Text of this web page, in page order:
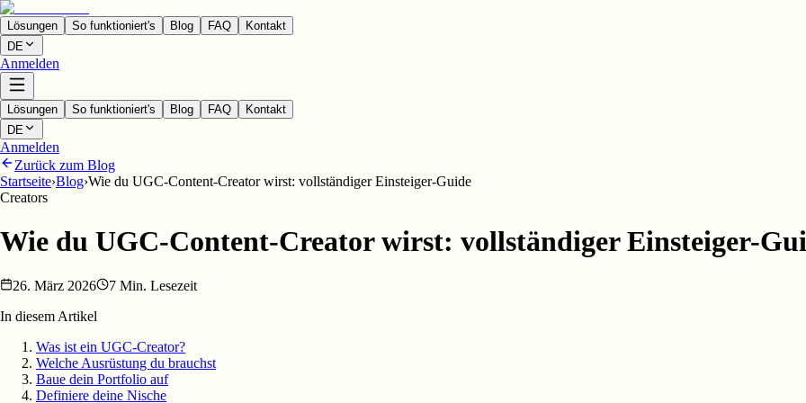
Lösungen So funktioniert's Blog FAQ
Kontakt
DE
Anmelden
Lösungen So funktioniert's Blog FAQ
Kontakt
DE
Anmelden
Zurück zum Blog
Startseite›Blog›Wie du UGC-Content-Creator wirst: vollständiger Einsteiger-Guide
Creators
Wie du UGC-Content-Creator wirst: vollständiger Einsteiger-
26. März 2026
7 Min. Lesezeit
In diesem Artikel
Was ist ein UGC-Creator?
Welche Ausrüstung du brauchst
Baue dein Portfolio auf
Definiere deine Nische